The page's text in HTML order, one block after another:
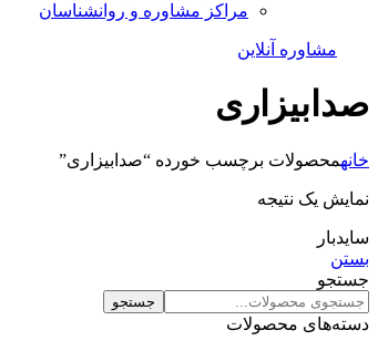
مراکز مشاوره و روانشناسان
مشاوره آنلاین
صدابیزاری
خانهمحصولات برچسب خورده “صدابیزاری”
نمایش یک نتیجه
سایدبار
بستن
جستجو
جستجو
دسته‌های محصولات